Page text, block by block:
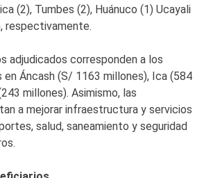
(2), Tumbes (2), Huánuco (1) Ucayali
respectivamente.
adjudicados corresponden a los
Áncash (S/ 1163 millones), Ica (584
millones). Asimismo, las
a mejorar infraestructura y servicios
salud, saneamiento y seguridad